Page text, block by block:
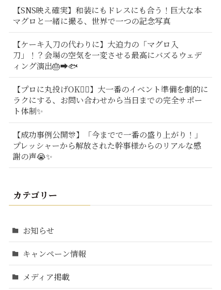
【SNS映え確実】和装にもドレスにも合う！巨大な本
マグロと一緒に撮る、世界で一つの記念写真
【ケーキ入刀の代わりに】大迫力の「マグロ入
刀」！？会場の空気を一変させる最高にバズるウェデ
ィング演出🎂➡️🐟
【プロに丸投げOK🙆‍♂️】大一番のイベント準備を劇的に
ラクにする、お問い合わせから当日までの完全サポー
ト体制✨
【成功事例公開🎊】「今までで一番の盛り上がり！」
プレッシャーから解放された幹事様からのリアルな感
謝の声😭✨
カテゴリー
お知らせ
キャンペーン情報
メディア掲載